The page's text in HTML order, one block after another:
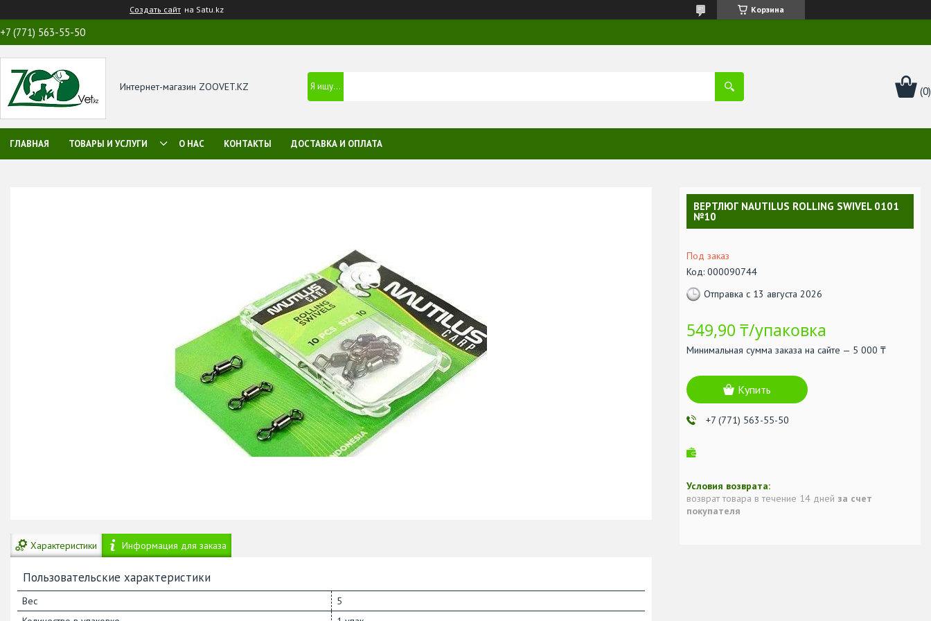
Создать сайт на Satu.kz Корзина
+7 (771) 563-55-50
Интернет-магазин ZOOVET.KZ
ГЛАВНАЯ ТОВАРЫ И УСЛУГИ О НАС КОНТАКТЫ ДОСТАВКА И ОПЛАТА
Характеристики Информация для заказа
Пользовательские характеристики
Вес
5
ВЕРТЛЮГ NAUTILUS ROLLING SWIVEL 0101
№10
Под заказ
Код: 000090744
Отправка с 13 августа 2026
549,90 ₸/упаковка
Минимальная сумма заказа на сайте — 5 000 ₸
Купить
+7 (771) 563-55-50
возврат товара в течение 14 дней за счет
покупателя